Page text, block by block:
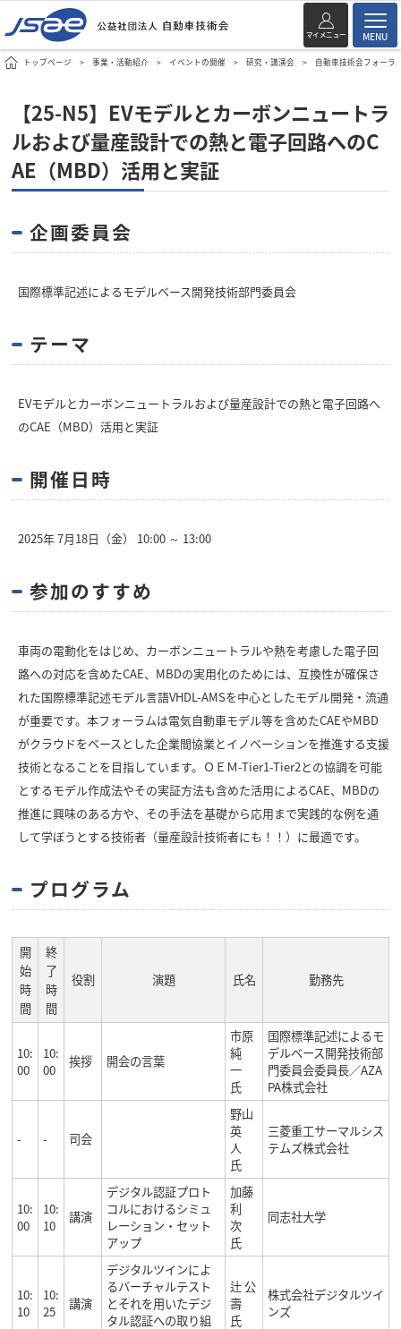
マイメニュー MENU
トップページ 事業・活動紹介 イベントの開催 研究・講演会 自動車技術会フォーラ
【25-N5】EVモデルとカーボンニュートラ
ルおよび量産設計での熱と電子回路へのC
AE（MBD）活用と実証
企画委員会
国際標準記述によるモデルベース開発技術部門委員会
テーマ
EVモデルとカーボンニュートラルおよび量産設計での熱と電子回路へ
のCAE（MBD）活用と実証
開催日時
2025年 7月18日（金） 10:00 ～ 13:00
参加のすすめ
車両の電動化をはじめ、カーボンニュートラルや熱を考慮した電子回
路への対応を含めたCAE、MBDの実用化のためには、互換性が確保さ
れた国際標準記述モデル言語VHDL-AMSを中心としたモデル開発・流通
が重要です。本フォーラムは電気自動車モデル等を含めたCAEやMBD
がクラウドをベースとした企業間協業とイノベーションを推進する支援
技術となることを目指しています。ＯＥＭ-Tier1-Tier2との協調を可能
とするモデル作成法やその実証方法も含めた活用によるCAE、MBDの
推進に興味のある方や、その手法を基礎から応用まで実践的な例を通
して学ぼうとする技術者（量産設計技術者にも！！）に最適です。
プログラム
開
始
時
間
終
了
時
間
役割 演題 氏名 勤務先
10:
00
10:
00
挨拶 開会の言葉
市原
純
一
氏
国際標準記述によるモ
デルベース開発技術部
門委員会委員長／AZA
PA株式会社
- - 司会
野山
英
人
氏
三菱重工サーマルシス
テムズ株式会社
10:
00
10:
10
講演
デジタル認証プロト
コルにおけるシミュ
レーション・セット
アップ
加藤
利
次
氏
同志社大学
10:
10
10:
25
講演
デジタルツインによ
るバーチャルテスト
とそれを用いたデジ
タル認証への取り組
辻 公
壽
氏
株式会社デジタルツイ
ンズ